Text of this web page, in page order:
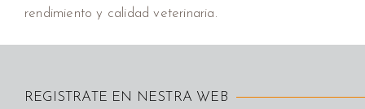
rendimiento y calidad veterinaria.
REGISTRATE EN NESTRA WEB